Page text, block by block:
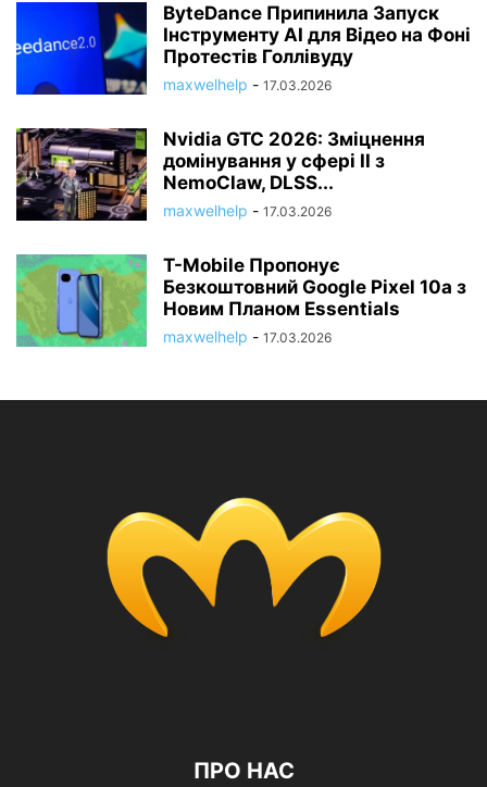
ByteDance Припинила Запуск
Інструменту AI для Відео на Фоні
Протестів Голлівуду
maxwelhelp - 17.03.2026
Nvidia GTC 2026: Зміцнення
домінування у сфері ІІ з
NemoClaw, DLSS...
maxwelhelp - 17.03.2026
T-Mobile Пропонує
Безкоштовний Google Pixel 10a з
Новим Планом Essentials
maxwelhelp - 17.03.2026
ПРО НАС